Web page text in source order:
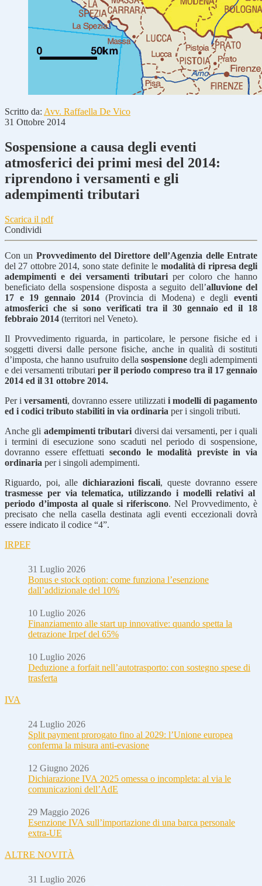
Scritto da: Avv. Raffaella De Vico
31 Ottobre 2014
Sospensione a causa degli eventi
atmosferici dei primi mesi del 2014:
riprendono i versamenti e gli
adempimenti tributari
Scarica il pdf
Condividi
Con un Provvedimento del Direttore dell’Agenzia delle Entrate
del 27 ottobre 2014, sono state definite le modalità di ripresa degli
adempimenti e dei versamenti tributari per coloro che hanno
beneficiato della sospensione disposta a seguito dell’alluvione del
17 e 19 gennaio 2014 (Provincia di Modena) e deglieventi
atmosferici che si sono verificati tra il 30 gennaio ed il 18
febbraio 2014 (territori nel Veneto).
Il Provvedimento riguarda, in particolare, le persone fisiche ed i
soggetti diversi dalle persone fisiche, anche in qualità di sostituti
d’imposta, che hanno usufruito della sospensione degli adempimenti
e dei versamenti tributari per il periodo compreso tra il 17 gennaio
2014 ed il 31 ottobre 2014.
Per iversamenti, dovranno essere utilizzati i modelli di pagamento
ed i codici tributo stabiliti in via ordinaria per i singoli tributi.
Anche gli adempimenti tributari diversi dai versamenti, per i quali
i termini di esecuzione sono scaduti nel periodo di sospensione,
dovranno essere effettuati secondo le modalità previste in via
ordinaria per i singoli adempimenti.
Riguardo, poi, alle dichiarazioni fiscali, queste dovranno essere
trasmesse per via telematica, utilizzando i modelli relativi al
periodo d’imposta al quale si riferiscono. Nel Provvedimento, è
precisato che nella casella destinata agli eventi eccezionali dovrà
essere indicato il codice “4”.
IRPEF
31 Luglio 2026
Bonus e stock option: come funziona l’esenzione
dall’addizionale del 10%
10 Luglio 2026
Finanziamento alle start up innovative: quando spetta la
detrazione Irpef del 65%
10 Luglio 2026
Deduzione a forfait nell’autotrasporto: con sostegno spese di
trasferta
IVA
24 Luglio 2026
Split payment prorogato fino al 2029: l’Unione europea
conferma la misura anti-evasione
12 Giugno 2026
Dichiarazione IVA 2025 omessa o incompleta: al via le
comunicazioni dell’AdE
29 Maggio 2026
Esenzione IVA sull’importazione di una barca personale
extra-UE
ALTRE NOVITÀ
31 Luglio 2026